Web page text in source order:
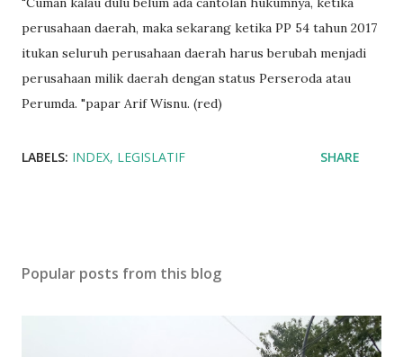
perusahaan daerah, maka sekarang ketika PP 54 tahun 2017
itukan seluruh perusahaan daerah harus berubah menjadi
perusahaan milik daerah dengan status Perseroda atau
Perumda. "papar Arif Wisnu. (red)
LABELS: INDEX LEGISLATIF SHARE
Popular posts from this blog